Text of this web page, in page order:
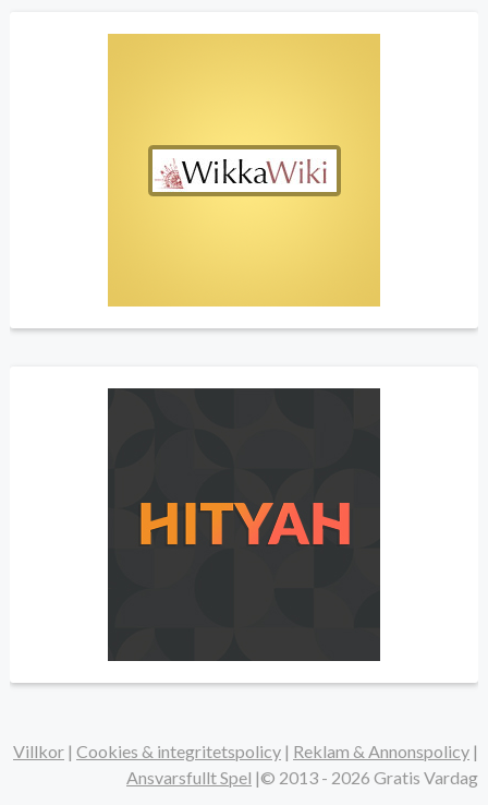
Villkor |Cookies & integritetspolicy | Reklam & Annonspolicy |
Ansvarsfullt Spel |© 2013 - 2026 Gratis Vardag